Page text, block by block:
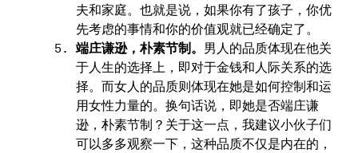
夫和家庭。也就是说，如果你有了孩子，你优
先考虑的事情和你的价值观就已经确定了。
端庄谦逊，朴素节制。 男人的品质体现在他关
于人生的选择上，即对于金钱和人际关系的选
择。而女人的品质则体现在她是如何控制和运
用女性力量的。换句话说，即她是否端庄谦
逊，朴素节制？关于这一点，我建议小伙子们
可以多多观察一下，这种品质不仅是内在的，